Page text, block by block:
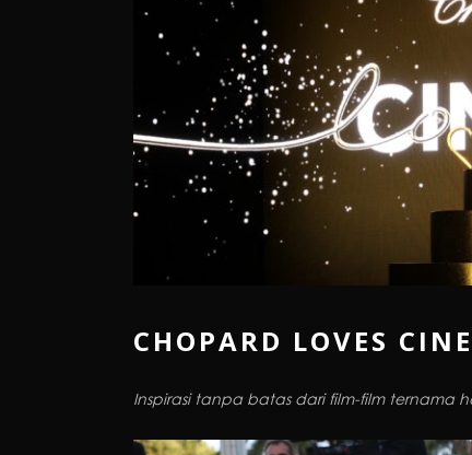
CHOPARD LOVES
Inspirasi tanpa batas dari film-film ternama